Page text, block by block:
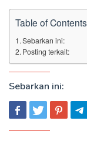
Table of Contents
Sebarkan ini:
Posting terkait:
Sebarkan ini: